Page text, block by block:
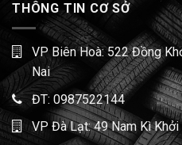
THÔNG TIN CƠ SỞ
VP Biên Hoà: 522 Đồng
Nai
ĐT: 0987522144
VP Đà Lạt: 49 Nam Kì